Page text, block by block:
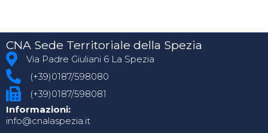
CNA Sede Territoriale della Spezia
Via Padre Giuliani 6 La Spezia
(+39)0187/598080
(+39)0187/598081
Informazioni:
info@cnalaspezia.it